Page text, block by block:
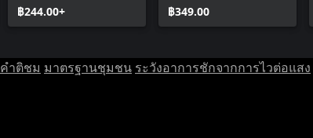
฿244.00+ ฿349.00
คำติชม มาตรฐานชุมชน ระวังอาการชักจากการไวต่อแสง